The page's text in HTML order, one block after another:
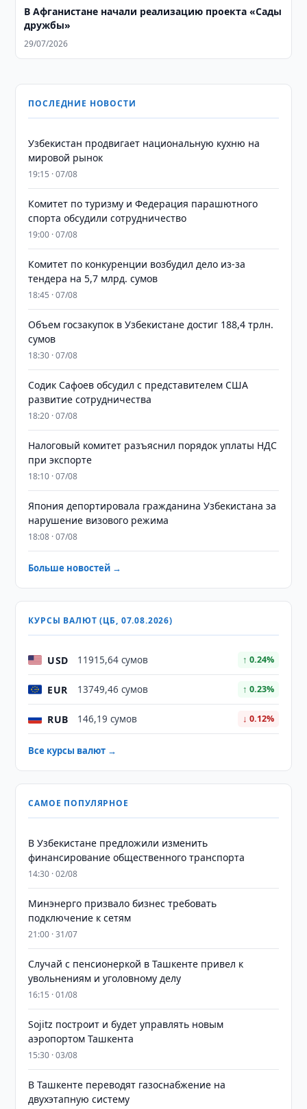
В Афганистане начали реализацию проекта «Сады
дружбы»
29/07/2026
ПОСЛЕДНИЕ НОВОСТИ
Узбекистан продвигает национальную кухню на
мировой рынок
19:15 · 07/08
Комитет по туризму и Федерация парашютного
спорта обсудили сотрудничество
19:00 · 07/08
Комитет по конкуренции возбудил дело из-за
тендера на 5,7 млрд. сумов
18:45 · 07/08
​​​​​​​Объем госзакупок в Узбекистане достиг 188,4 трлн.
сумов
18:30 · 07/08
Содик Сафоев обсудил с представителем США
развитие сотрудничества
18:20 · 07/08
Налоговый комитет разъяснил порядок уплаты НДС
при экспорте
18:10 · 07/08
Япония депортировала гражданина Узбекистана за
нарушение визового режима
18:08 · 07/08
Больше новостей →
КУРСЫ ВАЛЮТ (ЦБ, 07.08.2026)
USD 11915,64 сумов ↑ 0.24%
EUR 13749,46 сумов ↑ 0.23%
RUB 146,19 сумов ↓ 0.12%
Все курсы валют →
САМОЕ ПОПУЛЯРНОЕ
В Узбекистане предложили изменить
финансирование общественного транспорта
14:30 · 02/08
Минэнерго призвало бизнес требовать
подключение к сетям
21:00 · 31/07
Случай с пенсионеркой в Ташкенте привел к
увольнениям и уголовному делу
16:15 · 01/08
Sojitz построит и будет управлять новым
аэропортом Ташкента
15:30 · 03/08
В Ташкенте переводят газоснабжение на
двухэтапную систему